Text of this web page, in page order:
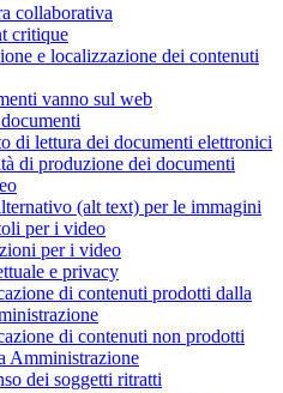
collaborativa
critique
e localizzazione dei contenuti
vanno sul web
di lettura dei documenti elettronici
di produzione dei documenti
(alt text) per le immagini
per i video
per i video
e privacy
di contenuti prodotti dalla
di contenuti non prodotti
Amministrazione
dei soggetti ritratti